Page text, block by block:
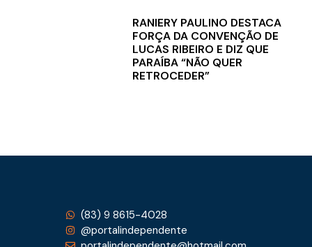
RANIERY PAULINO DESTACA
FORÇA DA CONVENÇÃO DE
LUCAS RIBEIRO E DIZ QUE
PARAÍBA “NÃO QUER
RETROCEDER”
(83) 9 8615-4028
@portalindependente